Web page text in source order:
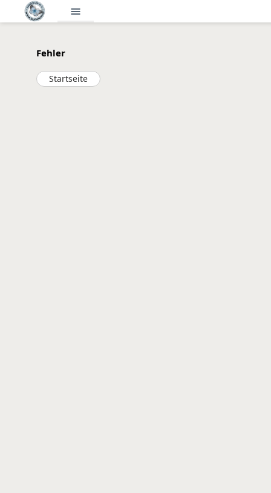
menu
Fehler
Startseite